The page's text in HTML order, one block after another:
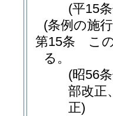
(平15
(条例の施
第15条
こ
る。
(昭56
部改正
正)